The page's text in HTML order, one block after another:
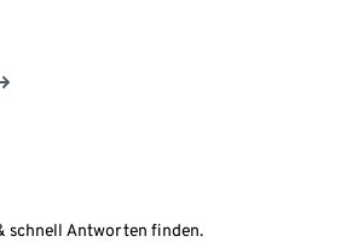
schnell Antworten finden.